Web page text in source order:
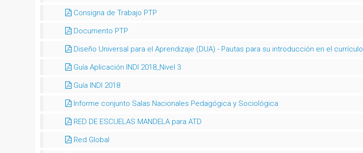
Consigna de Trabajo PTP
Documento PTP
Diseño Universal para el Aprendizaje (DUA) - Pautas para su introducción en el currículo
Guía Aplicación INDI 2018_Nivel 3
Guía INDI 2018
Informe conjunto Salas Nacionales Pedagógica y Sociológica
RED DE ESCUELAS MANDELA para ATD
Red Global